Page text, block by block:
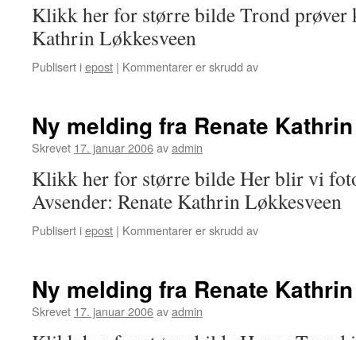
Klikk her for større bilde Trond prøver
Kathrin Løkkesveen
Publisert iepost | Kommentarer er skrudd av
Renate
Ny melding fra Renate
Skrevet 17. januar 2006avadmin
Klikk her for større bilde Her blir vi
Avsender: Renate Kathrin Løkkesveen
Publisert iepost | Kommentarer er skrudd av
Renate
Ny melding fra Renate
Skrevet 17. januar 2006avadmin